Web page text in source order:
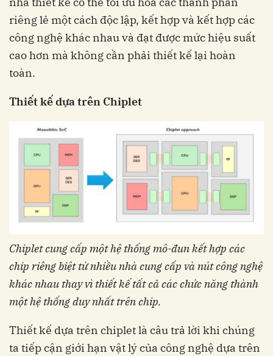
riêng lẻ một cách độc lập, kết hợp và kết hợp các
công nghệ khác nhau và đạt được mức hiệu suất
cao hơn mà không cần phải thiết kế lại hoàn
toàn.
Thiết kế dựa trên Chiplet
Chiplet cung cấp một hệ thống mô-đun kết hợp các
chip riêng biệt từ nhiều nhà cung cấp và nútcông nghệ
khác nhau thay vì thiết kế tất cả cácchức năng thành
một hệ thống duy nhất trên chip.
Thiết kế dựa trên chiplet là câu trả lời khi chúng
ta tiếp cận giới hạn vật lý của công nghệ dựa trên